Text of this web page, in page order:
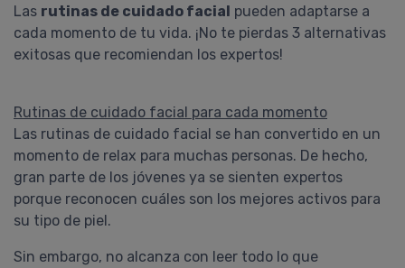
Las rutinas de cuidado facial pueden adaptarse a
cada momento de tu vida. ¡No te pierdas 3 alternativas
exitosas que recomiendan los expertos!
Rutinas de cuidado facial para cada momento
Las rutinas de cuidado facial se han convertido en un
momento de relax para muchas personas. De hecho,
gran parte de los jóvenes ya se sienten expertos
porque reconocen cuáles son los mejores activos para
su tipo de piel.
Sin embargo, no alcanza con leer todo lo que